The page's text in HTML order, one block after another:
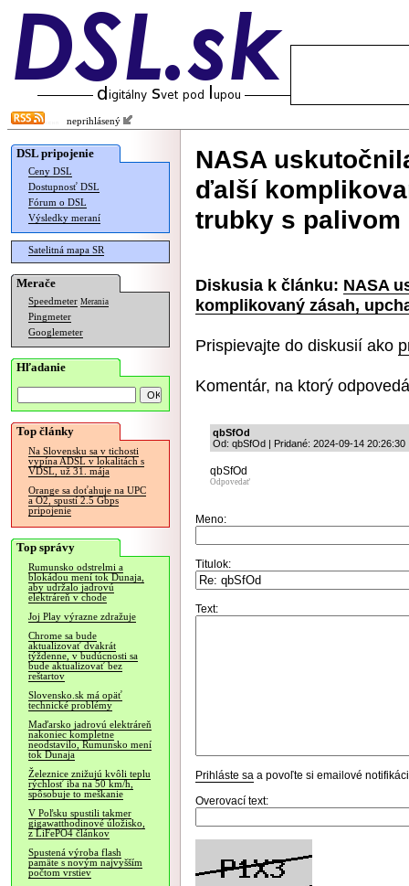
neprihlásený
DSL pripojenie
Ceny DSL
Dostupnosť DSL
Fórum o DSL
Výsledky meraní
Satelitná mapa SR
Merače
Speedmeter Merania
Pingmeter
Googlemeter
Hľadanie
Top články
Na Slovensku sa v tichosti
vypína ADSL v lokalitách s
VDSL, už 31. mája
Orange sa doťahuje na UPC
a O2, spustí 2.5 Gbps
pripojenie
Top správy
Rumunsko odstrelmi a
blokádou mení tok Dunaja,
aby udržalo jadrovú
elektráreň v chode
Joj Play výrazne zdražuje
Chrome sa bude
aktualizovať dvakrát
týždenne, v budúcnosti sa
bude aktualizovať bez
reštartov
Slovensko.sk má opäť
technické problémy
Maďarsko jadrovú elektráreň
nakoniec kompletne
neodstavilo, Rumunsko mení
tok Dunaja
Železnice znižujú kvôli teplu
rýchlosť iba na 50 km/h,
spôsobuje to meškanie
V Poľsku spustili takmer
gigawatthodinové úložisko,
z LiFePO4 článkov
Spustená výroba flash
pamäte s novým najvyšším
počtom vrstiev
NASA
ďalší
trubky s palivom
Diskusia k článku: NASA
komplikovaný zásah,
Prispievajte do diskusií ako
Komentár, na ktorý
qbSfOd
Od: qbSfOd | Pridané: 2024-09-14 20:26:30
qbSfOd
Odpovedať
Meno:
Titulok:
Text:
Prihláste sa a povoľte si emailové
Overovací text: